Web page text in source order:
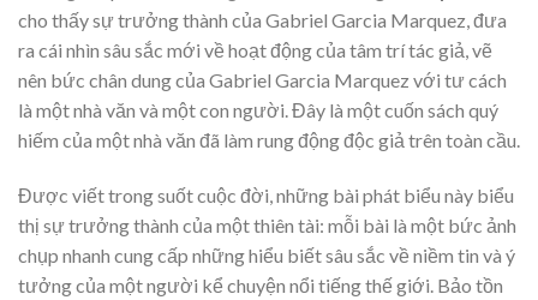
cho thấy sự trưởng thành của Gabriel Garcia Marquez, đưa
ra cái nhìn sâu sắc mới về hoạt động của tâm trí tác giả, vẽ
nên bức chân dung của Gabriel Garcia Marquez với tư cách
là một nhà văn và một con người. Đây là một cuốn sách quý
hiếm của một nhà văn đã làm rung động độc giả trên toàn cầu.
Được viết trong suốt cuộc đời, những bài phát biểu này biểu
thị sự trưởng thành của một thiên tài: mỗi bài là một bức ảnh
chụp nhanh cung cấp những hiểu biết sâu sắc về niềm tin và ý
tưởng của một người kể chuyện nổi tiếng thế giới. Bảo tồn